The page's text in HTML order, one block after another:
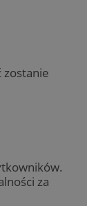
za